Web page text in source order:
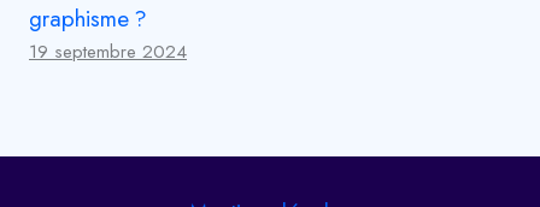
graphisme ?
19 septembre 2024